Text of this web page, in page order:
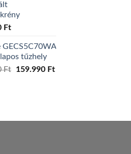
Ft
GECS5C70WA
tűzhely
Ft
Original
159.990 FtCurrent